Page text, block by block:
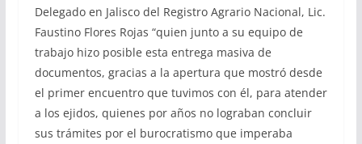
Delegado en Jalisco del Registro Agrario Nacional, Lic.
Faustino Flores Rojas “quien junto a su equipo de
trabajo hizo posible esta entrega masiva de
documentos, gracias a la apertura que mostró desde
el primer encuentro que tuvimos con él, para atender
a los ejidos, quienes por años no lograban concluir
sus trámites por el burocratismo que imperaba